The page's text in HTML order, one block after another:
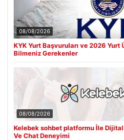
08/08/2026
KYK Yurt Başvuruları ve 2026 Yurt
Bilmeniz Gerekenler
08/08/2026
Kelebek sohbet platformu İle
Ve Chat Deneyimi